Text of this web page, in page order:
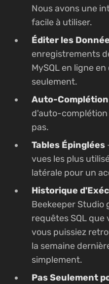
Nous avons une
facile à utiliser.
Éditer les
enregistrements
MySQL en ligne
seulement.
Auto-Complétion
d'auto-complétion
pas.
Tables Épinglées
vues les plus
latérale pour un
Historique
Beekeeper Studio
requêtes SQL
vous puissiez
la semaine
simplement.
Pas Seulement